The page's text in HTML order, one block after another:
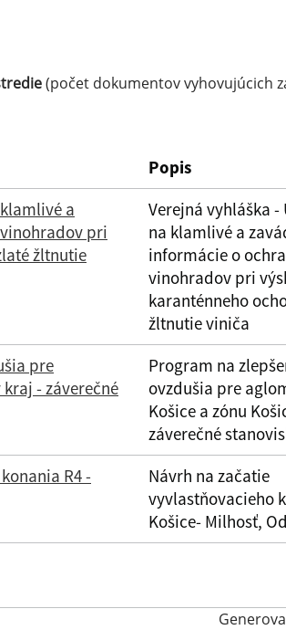
(počet dokumentov vyhovujúcich
Popis
a
pri
žltnutie
Verejná vyhláška -
na klamlivé a
informácie o
vinohradov pri
karanténneho
žltnutie viniča
pre
- záverečné
Program na
ovzdušia pre
Košice a zónu
záverečné
R4 -
Návrh na začatie
vyvlastňovacieho
Košice- Milhosť,